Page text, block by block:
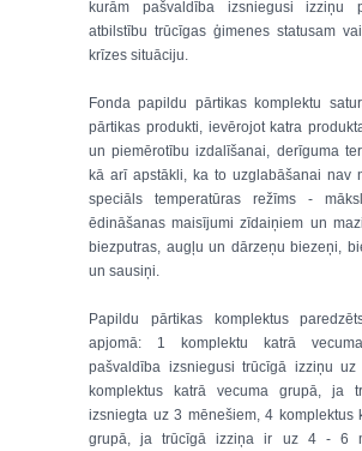
kurām pašvaldība izsniegusi izziņu
atbilstību trūcīgas ģimenes statusam
krīzes situāciju.
Fonda papildu pārtikas komplektu
pārtikas produkti, ievērojot katra
un piemērotību izdalīšanai, derīguma
kā arī apstākli, ka to uzglabāšanai nav
speciāls temperatūras režīms -
ēdināšanas maisījumi zīdaiņiem un
biezputras, augļu un dārzeņu biezeņi,
un sausiņi.
Papildu pārtikas komplektus
apjomā: 1 komplektu katrā
pašvaldība izsniegusi trūcīgā izziņu
komplektus katrā vecuma grupā, ja
izsniegta uz 3 mēnešiem, 4 komplektus
grupā, ja trūcīgā izziņa ir uz 4 - 6